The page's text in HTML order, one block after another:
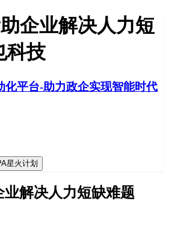
企业解决人力短
科技
星火计划
业解决人力短缺难题